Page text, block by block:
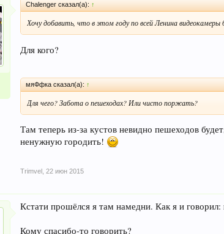
Chalenger сказал(а): ↑
Хочу добавить, что в этом году по всей Ленина
Для кого?
мяФфка сказал(а): ↑
Для чего? Забота о пешеходах? Или чисто поржать?
Там теперь из-за кустов невидно пешеходов
ненужную городить!
Trimvel
22 июн 2015
Кстати прошёлся я там намедни. Как я и говорил:
Кому спасибо-то говорить?